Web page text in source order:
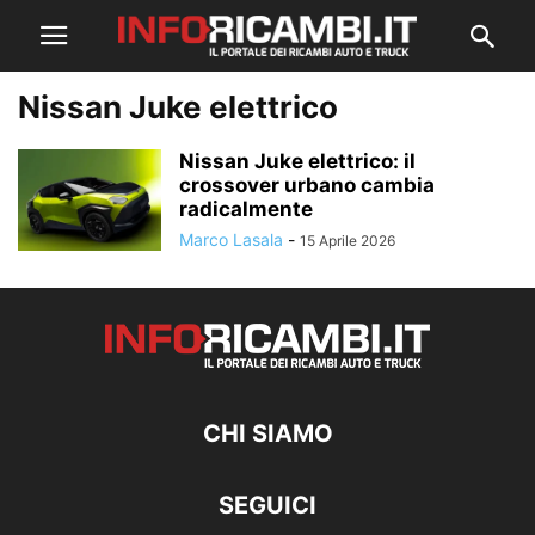
Nissan Juke elettrico
Nissan Juke elettrico: il
crossover urbano cambia
radicalmente
Marco Lasala - 15 Aprile 2026
CHI SIAMO
SEGUICI